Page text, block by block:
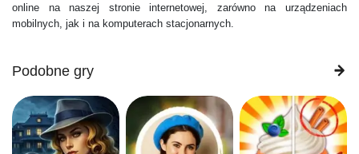
online na naszej stronie internetowej, zarówno na urządzeniach
mobilnych, jak i na komputerach stacjonarnych.
Podobne gry